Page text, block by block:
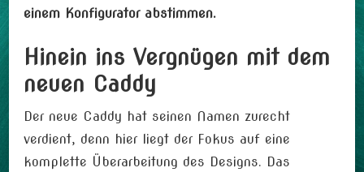
einem Konfigurator abstimmen.
Hinein ins Vergnügen mit dem
neuen Caddy
Der neue Caddy hat seinen Namen zurecht
verdient, denn hier liegt der Fokus auf eine
komplette Überarbeitung des Designs. Das